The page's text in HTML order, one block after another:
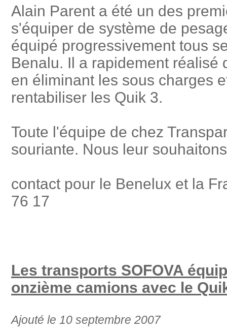
Alain Parent a été un des
s'équiper de système de
équipé progressivement tous
Benalu. Il a rapidement réalisé
en éliminant les sous charges
rentabiliser les Quik 3.
Toute l'équipe de chez
souriante. Nous leur
contact pour le Benelux et la
76 17
Les transports SOFOVA
onzième camions avec le
Ajouté le 10 septembre 2007